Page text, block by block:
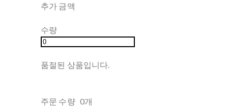
추가 금액
수량
품절된 상품입니다.
주문 수량 0개